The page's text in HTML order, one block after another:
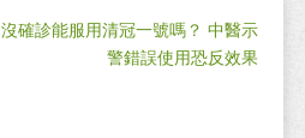
沒確診能服用清冠一號嗎？ 中醫示
警錯誤使用恐反效果